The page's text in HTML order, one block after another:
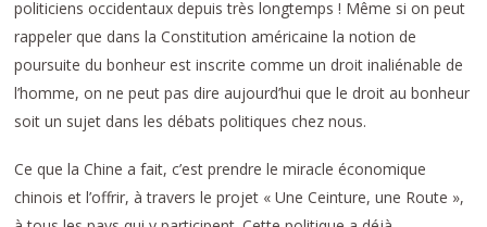
politiciens occidentaux depuis très longtemps ! Même si on peut
rappeler que dans la Constitution américaine la notion de
poursuite du bonheur est inscrite comme un droit inaliénable de
l’homme, on ne peut pas dire aujourd’hui que le droit au bonheur
soit un sujet dans les débats politiques chez nous.
Ce que la Chine a fait, c’est prendre le miracle économique
chinois et l’offrir, à travers le projet « Une Ceinture, une Route »,